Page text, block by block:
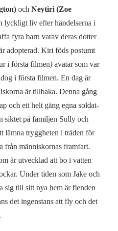
och Neytiri (Zoe
lyckligt liv efter händelserna i
fyra barn varav deras dotter
adopterad. Kiri föds postumt
i första filmen) avatar som var
i första filmen. En dag är
är tillbaka. Denna gång
och ett helt gäng egna soldat-
siktet på familjen Sully och
lämna tryggheten i träden för
från människornas framfart.
är utvecklad att bo i vatten
Under tiden som Jake och
sig till sitt nya hem är fienden
det ingenstans att fly och det